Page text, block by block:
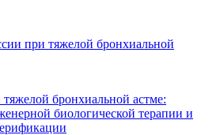
бронхиальной астме:
биологической терапии и